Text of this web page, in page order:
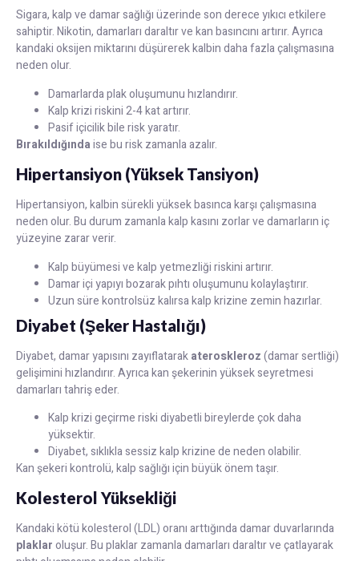
Sigara, kalp ve damar sağlığı üzerinde son derece yıkıcı etkilere
sahiptir. Nikotin, damarları daraltır ve kan basıncını artırır. Ayrıca
kandaki oksijen miktarını düşürerek kalbin daha fazla çalışmasına
neden olur.
Damarlarda plak oluşumunu hızlandırır.
Kalp krizi riskini 2-4 kat artırır.
Pasif içicilik bile risk yaratır.
Bırakıldığındaise bu risk zamanla azalır.
Hipertansiyon (Yüksek Tansiyon)
Hipertansiyon, kalbin sürekli yüksek basınca karşı çalışmasına
neden olur. Bu durum zamanla kalp kasını zorlar ve damarların iç
yüzeyine zarar verir.
Kalp büyümesi ve kalp yetmezliği riskini artırır.
Damar içi yapıyı bozarak pıhtı oluşumunu kolaylaştırır.
Uzun süre kontrolsüz kalırsa kalp krizine zemin hazırlar.
Diyabet (Şeker Hastalığı)
Diyabet, damar yapısını zayıflatarakateroskleroz(damar sertliği)
gelişimini hızlandırır. Ayrıca kan şekerinin yüksek seyretmesi
damarları tahriş eder.
Kalp krizi geçirme riski diyabetli bireylerde çok daha
yüksektir.
Diyabet, sıklıkla sessiz kalp krizine de neden olabilir.
Kan şekeri kontrolü, kalp sağlığı için büyük önem taşır.
Kolesterol Yüksekliği
Kandaki kötü kolesterol (LDL) oranı arttığında damar duvarlarında
plaklaroluşur. Bu plaklar zamanla damarları daraltır ve çatlayarak